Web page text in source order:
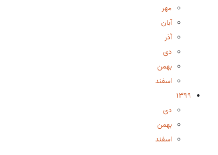
مهر
آبان
آذر
دی
بهمن
اسفند
1399
دی
بهمن
اسفند